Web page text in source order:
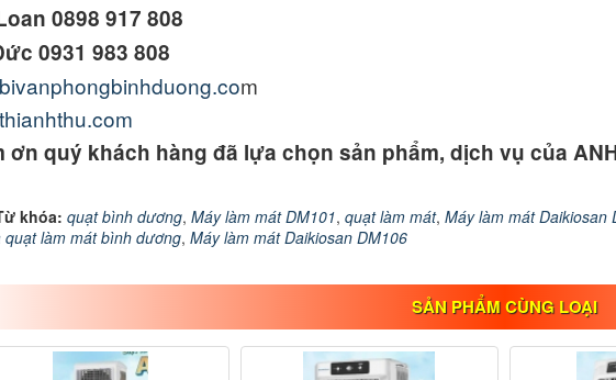
0898 917 808
0931 983 808
m
ơn quý khách hàng đã lựa chọn sản phẩm, dịch vụ của
khóa:quạt bình dương,Máy làm mát DM101,quạt làm mát,Máy làm mát Daikiosan
quạt làm mát bình dương,Máy làm mát Daikiosan DM106
SẢN PHẨM CÙNG LOẠI